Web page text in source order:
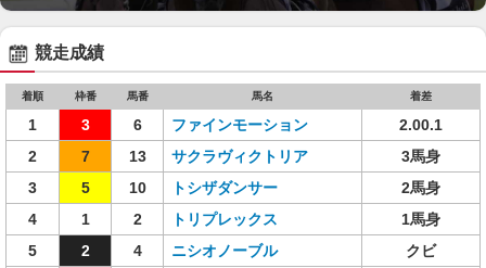
競走成績
着順 枠番 馬番 馬名 着差
1 3 6 ファインモーション
2.00.1
2
7 13 サクラヴィクトリア
3馬身
3
5 10 トシザダンサー
2馬身
4
1 2 トリプレックス
1馬身
5
2 4 ニシオノーブル
クビ